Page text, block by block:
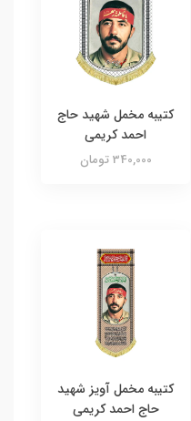
کتیبه مخمل شهید حاج
احمد کریمی
340,000 تومان
کتیبه مخمل آویز شهید
حاج احمد کریمی